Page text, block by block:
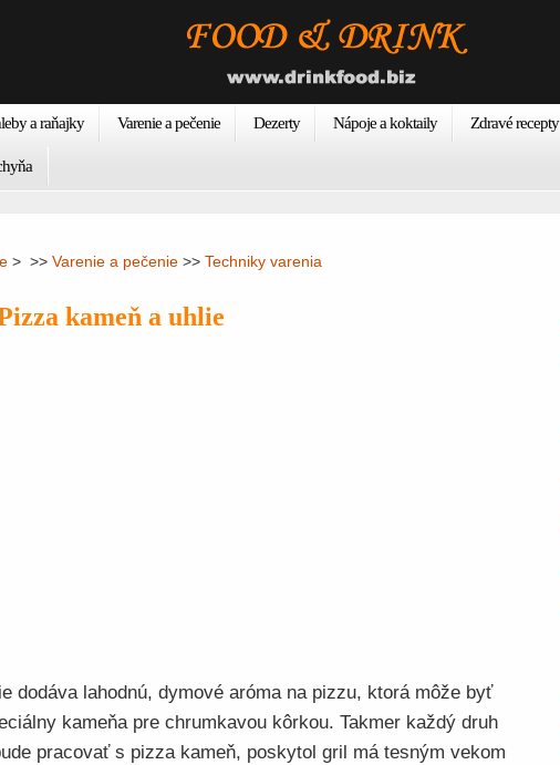
a raňajky Varenie a pečenie Dezerty Nápoje a koktaily Zdravé recepty
> >> Varenie a pečenie >> Techniky varenia
kameň a uhlie
dodáva lahodnú, dymové aróma na pizzu, ktorá môže byť
kameňa pre chrumkavou kôrkou. Takmer každý druh
pracovať s pizza kameň, poskytol gril má tesným vekom